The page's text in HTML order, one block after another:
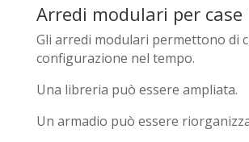
Arredi modulari per case
Gli arredi modulari permettono di
configurazione nel tempo.
Una libreria può essere ampliata.
Un armadio può essere